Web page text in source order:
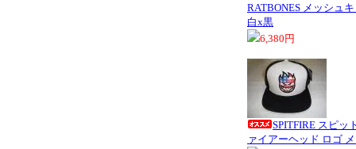
RATBONES メッシュ
白x黒
6,380円
SPITFIRE スピッ
ァイアーヘッド ロゴ